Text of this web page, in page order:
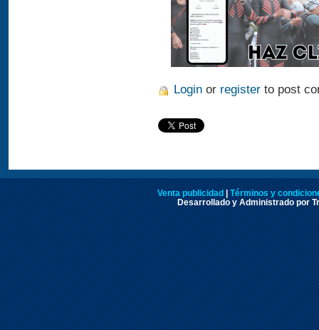
Login or register to post
Venta publicidad
Términos y
Desarrollado y Administrado por